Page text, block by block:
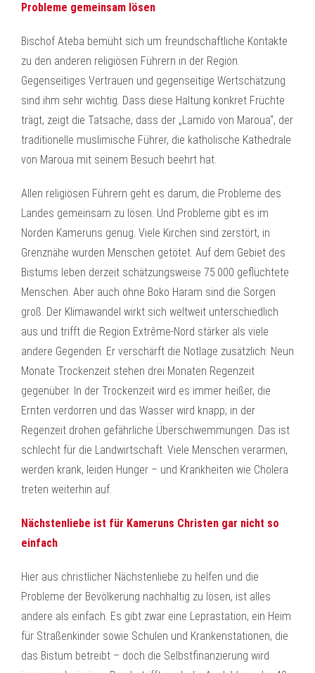
Probleme gemeinsam lösen
Bischof Ateba bemüht sich um freundschaftliche Kontakte
zu den anderen religiösen Führern in der Region.
Gegenseitiges Vertrauen und gegenseitige Wertschätzung
sind ihm sehr wichtig. Dass diese Haltung konkret Früchte
trägt, zeigt die Tatsache, dass der „Lamido von Maroua“, der
traditionelle muslimische Führer, die katholische Kathedrale
von Maroua mit seinem Besuch beehrt hat.
Allen religiösen Führern geht es darum, die Probleme des
Landes gemeinsam zu lösen. Und Probleme gibt es im
Norden Kameruns genug. Viele Kirchen sind zerstört, in
Grenznähe wurden Menschen getötet. Auf dem Gebiet des
Bistums leben derzeit schätzungsweise 75.000 geflüchtete
Menschen. Aber auch ohne Boko Haram sind die Sorgen
groß. Der Klimawandel wirkt sich weltweit unterschiedlich
aus und trifft die Region Extrême-Nord stärker als viele
andere Gegenden. Er verschärft die Notlage zusätzlich: Neun
Monate Trockenzeit stehen drei Monaten Regenzeit
gegenüber. In der Trockenzeit wird es immer heißer, die
Ernten verdorren und das Wasser wird knapp; in der
Regenzeit drohen gefährliche Überschwemmungen. Das ist
schlecht für die Landwirtschaft. Viele Menschen verarmen,
werden krank, leiden Hunger – und Krankheiten wie Cholera
treten weiterhin auf.
Nächstenliebe ist für Kameruns Christen gar nicht so
einfach
Hier aus christlicher Nächstenliebe zu helfen und die
Probleme der Bevölkerung nachhaltig zu lösen, ist alles
andere als einfach. Es gibt zwar eine Leprastation, ein Heim
für Straßenkinder sowie Schulen und Krankenstationen, die
das Bistum betreibt – doch die Selbstfinanzierung wird